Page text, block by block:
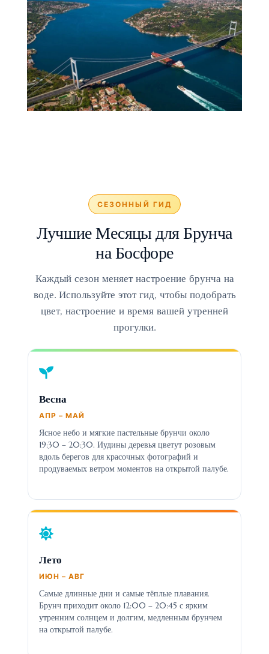
СЕЗОННЫЙ ГИД
Лучшие Месяцы для Брунча
на Босфоре
Каждый сезон меняет настроение брунча на
воде. Используйте этот гид, чтобы подобрать
цвет, настроение и время вашей утренней
прогулки.
Весна
АПР – МАЙ
Ясное небо и мягкие пастельные брунчи около
19:30 – 20:30. Иудины деревья цветут розовым
вдоль берегов для красочных фотографий и
продуваемых ветром моментов на открытой палубе.
Лето
ИЮН – АВГ
Самые длинные дни и самые тёплые плавания.
Брунч приходит около 12:00 – 20:45 с ярким
утренним солнцем и долгим, медленным брунчем
на открытой палубе.